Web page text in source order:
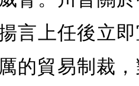
言上任後立
的貿易制裁